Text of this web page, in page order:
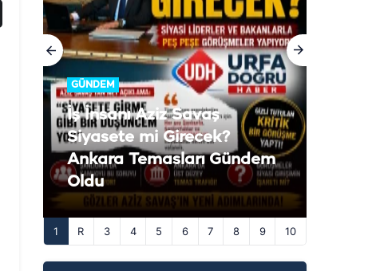
GÜNDEM
İş İnsanı Aziz Savaş
Siyasete mi Girecek?
Ankara Temasları Gündem
Oldu
1 3 4 5 6 7 8 9 10